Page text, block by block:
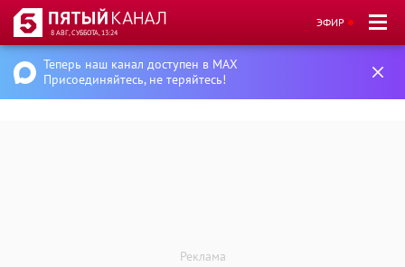
8 АВГ, СУББОТА, 13:24
ЭФИР
Теперь наш канал доступен в MAX
Присоединяйтесь, не теряйтесь!